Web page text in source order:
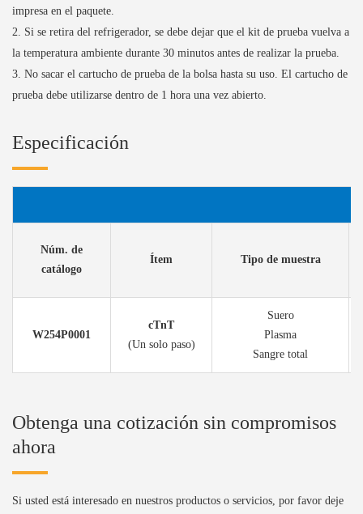
impresa en el paquete.
2. Si se retira del refrigerador, se debe dejar que el kit de prueba vuelva a
la temperatura ambiente durante 30 minutos antes de realizar la prueba.
3. No sacar el cartucho de prueba de la bolsa hasta su uso. El cartucho de
prueba debe utilizarse dentro de 1 hora una vez abierto.
Especificación
Núm. de
catálogo
Ítem Tipo de muestra
W254P0001
cTnT
(Un solo paso)
Suero
Plasma
Sangre total
Obtenga una cotización sin compromisos
ahora
Si usted está interesado en nuestros productos o servicios, por favor deje